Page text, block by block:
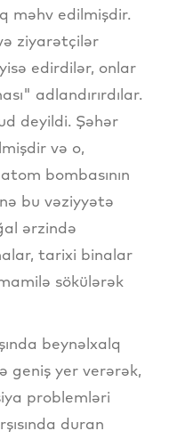
məhv edilmişdir.
ziyarətçilər
edirdilər, onlar
adlandırırdılar.
deyildi. Şəhər
və o,
bombasının
bu vəziyyətə
ərzində
tarixi binalar
sökülərək
beynəlxalq
geniş yer verərək,
problemləri
duran